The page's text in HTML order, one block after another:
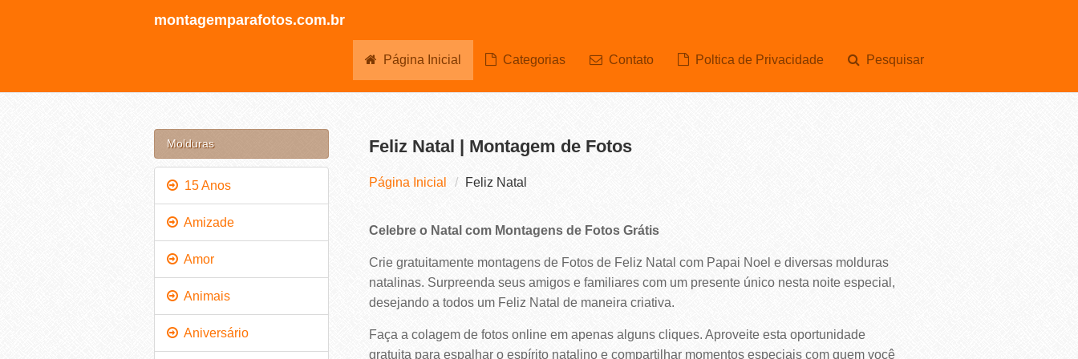
montagemparafotos.com.br
Página Inicial Categorias Contato Poltica de Privacidade Pesquisar
Feliz Natal | Montagem de Fotos
Página Inicial Feliz Natal
Celebre o Natal com Montagens de Fotos Grátis
Crie gratuitamente montagens de Fotos de Feliz Natal com Papai Noel e diversas molduras
natalinas. Surpreenda seus amigos e familiares com um presente único nesta noite especial,
desejando a todos um Feliz Natal de maneira criativa.
Faça a colagem de fotos online em apenas alguns cliques. Aproveite esta oportunidade
gratuita para espalhar o espírito natalino e compartilhar momentos especiais com quem você
Molduras
15 Anos
Amizade
Amor
Animais
Aniversário